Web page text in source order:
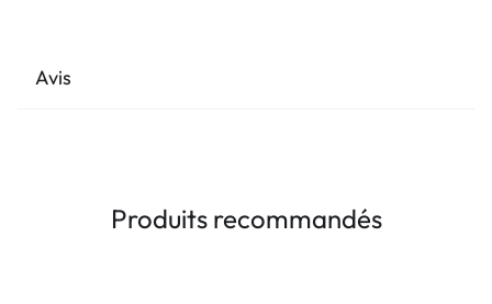
Avis
Produits recommandés